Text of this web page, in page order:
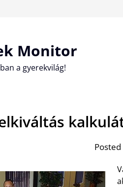
Monitor
a gyerekvilág!